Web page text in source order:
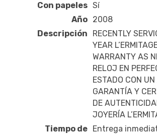
Con papeles Sí
Año 2008
Descripción
RECENTLY
YEAR
WARRANTY AS
RELOJ EN
ESTADO CON
GARANTÍA Y
DE
JOYERÍA
Tiempo de Entrega